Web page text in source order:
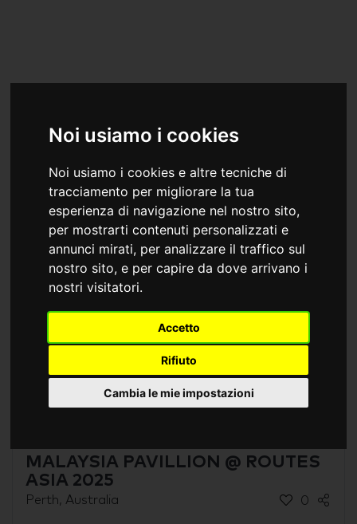
Noi usiamo i cookies
Noi usiamo i cookies e altre tecniche di
tracciamento per migliorare la tua
esperienza di navigazione nel nostro sito,
per mostrarti contenuti personalizzati e
annunci mirati, per analizzare il traffico sul
nostro sito, e per capire da dove arrivano i
nostri visitatori.
Accetto
Rifiuto
Cambia le mie impostazioni
JGD Exhibition Systems
MALAYSIA PAVILLION @ ROUTES
ASIA 2025
Perth, Australia 0